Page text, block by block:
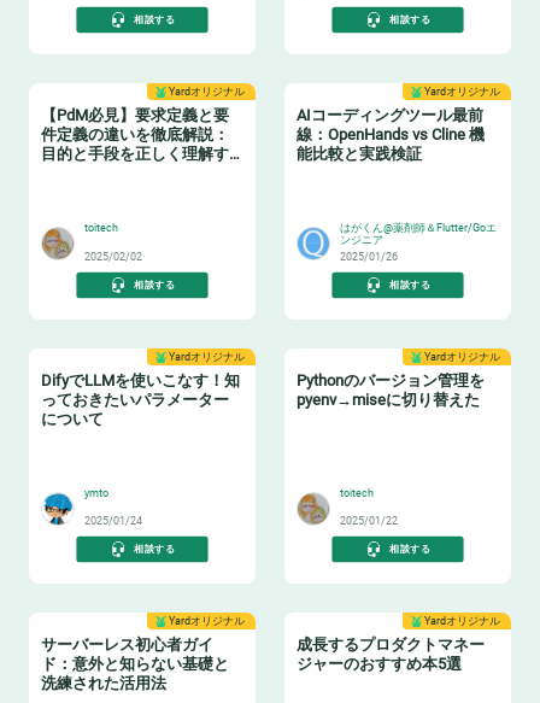
相談する 相談する
Yardオリジナル
【PdM必見】要求定義と要
件定義の違いを徹底解説：
目的と手段を正しく理解す
toitech
2025/02/02
相談する
Yardオリジナル
AIコーディングツール最前
線：OpenHands vs Cline 機
能比較と実践検証
はがくん@薬剤師＆Flutter/Goエ
ンジニア
2025/01/26
相談する
Yardオリジナル
DifyでLLMを使いこなす！知
っておきたいパラメーター
について
ymto
2025/01/24
相談する
Yardオリジナル
Pythonのバージョン管理を
pyenv→miseに切り替えた
toitech
2025/01/22
相談する
Yardオリジナル
サーバーレス初心者ガイ
ド：意外と知らない基礎と
洗練された活用法
Yardオリジナル
成長するプロダクトマネー
ジャーのおすすめ本5選